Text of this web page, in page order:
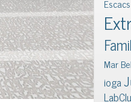
Escacs
Mar
ioga